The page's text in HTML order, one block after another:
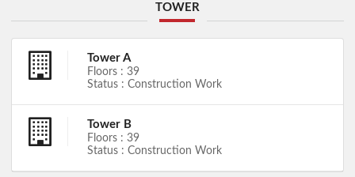
TOWER
Tower A
Floors : 39
Status : Construction Work
Tower B
Floors : 39
Status : Construction Work